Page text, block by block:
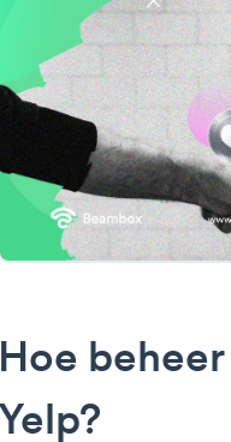
Hoe
Yelp?